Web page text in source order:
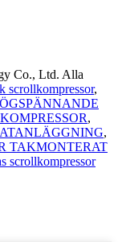
Co., Ltd. Alla
scrollkompressor,
,
,
TAKMONTERAT
scrollkompressor